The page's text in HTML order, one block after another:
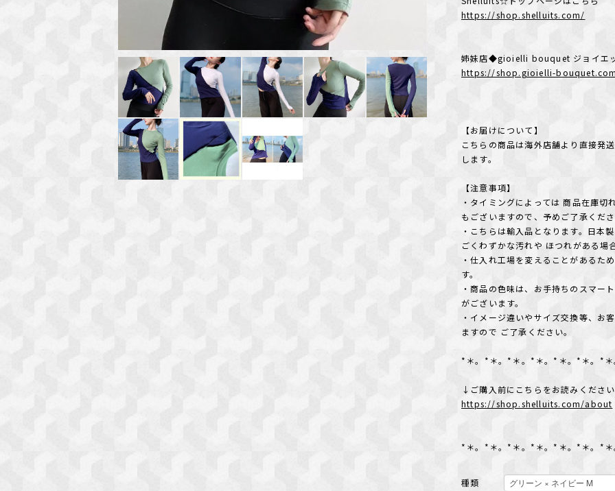
https://shop.shelluits.com/
姉妹店◆gioielli bouquet ジョイエ
https://shop.gioielli-
【お届けについて】
こちらの商品は海外店舗より直接発
します。
【注意事項】
・タイミングによっては 商品在庫
もございますので、予めご了承くだ
・こちらは輸入品となります。日本
ごくわずかな汚れや ほつれがある場
・仕入れ工場を変えることがあるた
す。
・商品の色味は、お手持ちのスマー
がございます。
・イメージ違いやサイズ交換等、お
ますので ご了承ください。
*＊。*＊。*＊。*＊。*＊。*＊。*＊
↓ご購入前にこちらをお読みください
https://shop.shelluits.com/about
*＊。*＊。*＊。*＊。*＊。*＊。*＊
種類